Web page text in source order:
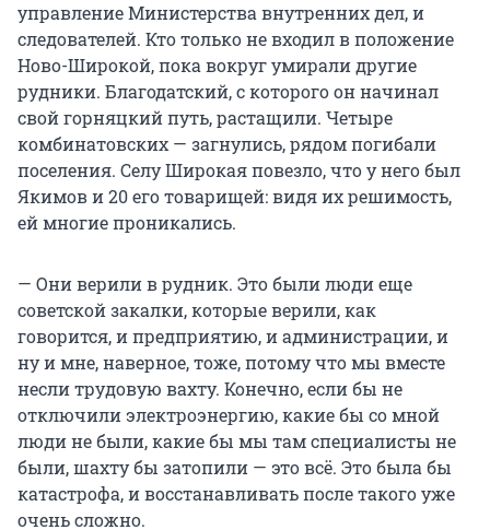
управление Министерства внутренних дел, и
следователей. Кто только не входил в положение
Ново-Широкой, пока вокруг умирали другие
рудники. Благодатский, с которого он начинал
свой горняцкий путь, растащили. Четыре
комбинатовских — загнулись, рядом погибали
поселения. Селу Широкая повезло, что у него был
Якимов и 20 его товарищей: видя их решимость,
ей многие проникались.
— Они верили в рудник. Это были люди еще
советской закалки, которые верили, как
говорится, и предприятию, и администрации, и
ну и мне, наверное, тоже, потому что мы вместе
несли трудовую вахту. Конечно, если бы не
отключили электроэнергию, какие бы со мной
люди не были,какие бы мы там специалисты не
были,шахту бы затопили — это всё. Это была бы
катастрофа,и восстанавливать после такого уже
очень сложно.